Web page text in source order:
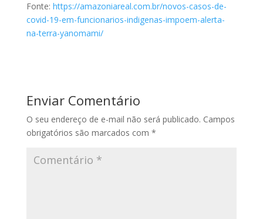
Fonte: https://amazoniareal.com.br/novos-casos-de-
covid-19-em-funcionarios-indigenas-impoem-alerta-
na-terra-yanomami/
Enviar Comentário
O seu endereço de e-mail não será publicado. Campos
obrigatórios são marcados com *